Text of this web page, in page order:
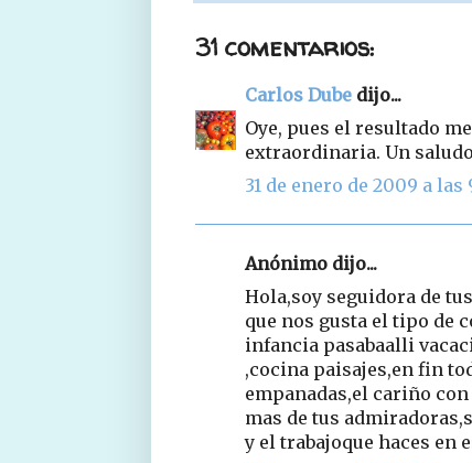
31 comentarios:
Carlos Dube dijo...
Oye, pues el resultado
extraordinaria. Un
31 de enero de 2009 a las
Anónimo dijo...
Hola,soy seguidora de
que nos gusta el tipo de
infancia pasabaalli
,cocina paisajes,en fin
empanadas,el cariño
mas de tus
y el trabajoque haces en